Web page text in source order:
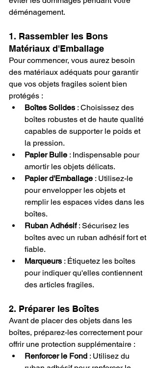
déménagement.
1. Rassembler les Bons
Matériaux d'Emballage
Pour commencer, vous aurez besoin
des matériaux adéquats pour garantir
que vos objets fragiles soient bien
protégés :
Boîtes Solides : Choisissez des
boîtes robustes et de haute qualité
capables de supporter le poids et
la pression.
Papier Bulle : Indispensable pour
amortir les objets délicats.
Papier d'Emballage : Utilisez-le
pour envelopper les objets et
remplir les espaces vides dans les
boîtes.
Ruban Adhésif : Sécurisez les
boîtes avec un ruban adhésif fort et
fiable.
Marqueurs : Étiquetez les boîtes
pour indiquer qu'elles contiennent
des articles fragiles.
2. Préparer les Boîtes
Avant de placer des objets dans les
boîtes, préparez-les correctement pour
offrir une protection supplémentaire :
Renforcer le Fond : Utilisez du